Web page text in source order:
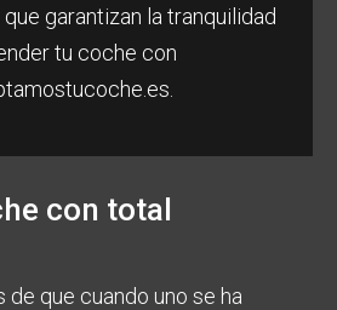
garantizan la tranquilidad
tu coche con
con total
que cuando uno se ha